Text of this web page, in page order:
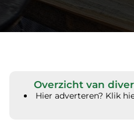
Overzicht van
Hier adverteren? Klik